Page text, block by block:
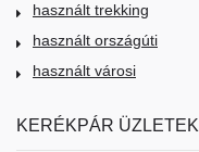
használt trekking
használt országúti
használt városi
KERÉKPÁR ÜZLETEK